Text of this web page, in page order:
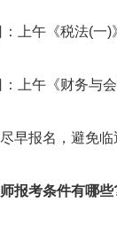
午《税法(一)
午《财务与会
报名，避免临
报考条件有哪些